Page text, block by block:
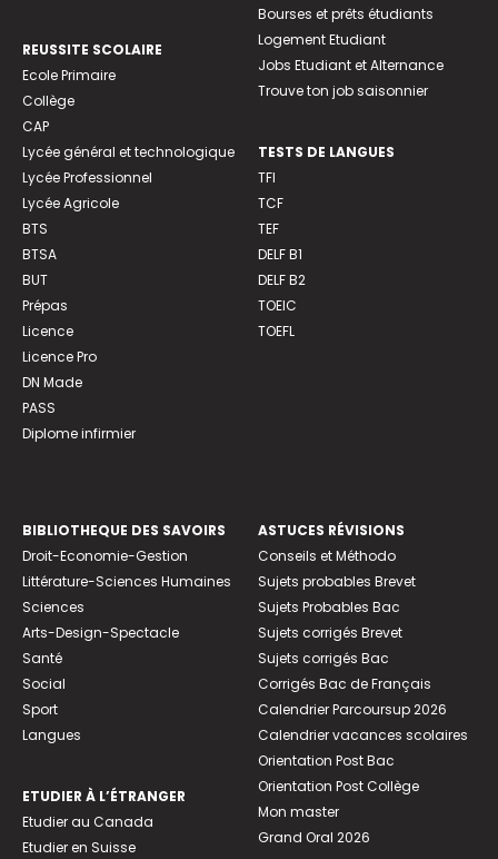
REUSSITE SCOLAIRE
Ecole Primaire
Collège
CAP
Lycée général et technologique
Lycée Professionnel
Lycée Agricole
BTS
BTSA
BUT
Prépas
Licence
Licence Pro
DN Made
PASS
Diplome infirmier
Bourses et prêts étudiants
Logement Etudiant
Jobs Etudiant et Alternance
Trouve ton job saisonnier
TESTS DE LANGUES
TFI
TCF
TEF
DELF B1
DELF B2
TOEIC
TOEFL
BIBLIOTHEQUE DES SAVOIRS
Droit-Economie-Gestion
Littérature-Sciences Humaines
Sciences
Arts-Design-Spectacle
Santé
Social
Sport
Langues
ETUDIER À L’ÉTRANGER
Etudier au Canada
Etudier en Suisse
ASTUCES RÉVISIONS
Conseils et Méthodo
Sujets probables Brevet
Sujets Probables Bac
Sujets corrigés Brevet
Sujets corrigés Bac
Corrigés Bac de Français
Calendrier Parcoursup 2026
Calendrier vacances scolaires
Orientation Post Bac
Orientation Post Collège
Mon master
Grand Oral 2026